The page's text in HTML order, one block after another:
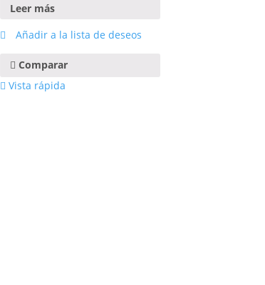
Leer más
Añadir a la lista de deseos
Comparar
Vista rápida